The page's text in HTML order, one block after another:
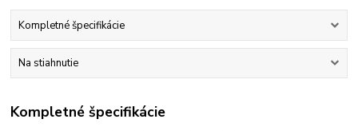
Kompletné špecifikácie
Na stiahnutie
Kompletné špecifikácie